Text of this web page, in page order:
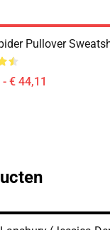
Pullover
€ 44,11